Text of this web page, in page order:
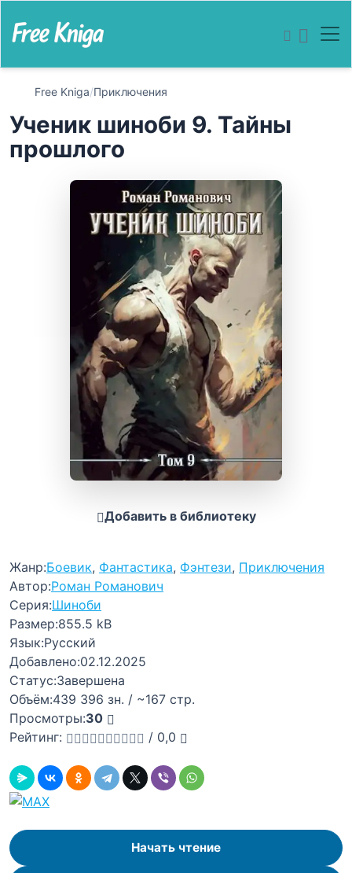
Free Kniga/Приключения
Ученик шиноби 9. Тайны
прошлого
Добавить в библиотеку
Жанр:Боевик, Фантастика, Фэнтези, Приключения
Автор:Роман Романович
Серия:Шиноби
Размер:855.5 kB
Язык:Русский
Добавлено:02.12.2025
Статус:Завершена
Объём:439 396 зн. / ~167 стр.
Просмотры:30
Рейтинг:
/ 0,0
Начать чтение